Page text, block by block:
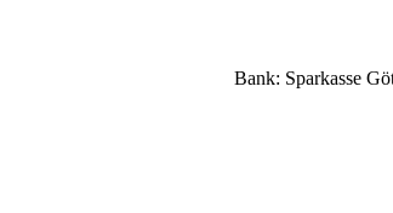
Bank: Sparkasse